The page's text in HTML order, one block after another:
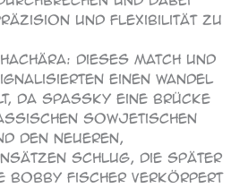
und Flexibilität zu
Dieses Match und
einen Wandel
da Spassky eine Brücke
sowjetischen
den neueren,
schlug, die später
Bobby Fischer verkörpert